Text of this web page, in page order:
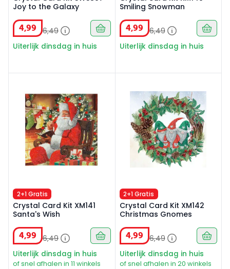
Joy to the Galaxy
4,99 6,49
Uiterlijk dinsdag in huis
Smiling Snowman
4,99 6,49
Uiterlijk dinsdag in huis
2+1 Gratis
Crystal Card Kit XM141
Santa's Wish
4,99 6,49
Uiterlijk dinsdag in huis
of snel afhalen in 11 winkels
2+1 Gratis
Crystal Card Kit XM142
Christmas Gnomes
4,99 6,49
Uiterlijk dinsdag in huis
of snel afhalen in 20 winkels